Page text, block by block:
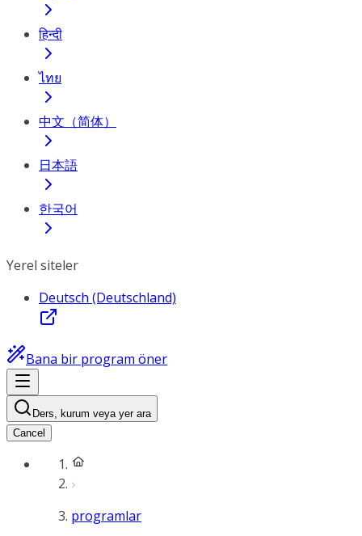
हिन्दी
ไทย
中文（简体）
日本語
한국어
Yerel siteler
Deutsch (Deutschland)
Bana bir program öner
Ders, kurum veya yer ara
Cancel
programlar